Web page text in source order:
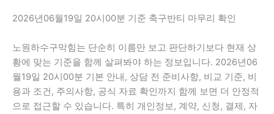
2026년06월19일 20시00분 기준 축구반티 마무리 확인
노원하수구막힘는 단순히 이름만 보고 판단하기보다 현재 상
황에 맞는 기준을 함께 살펴봐야 하는 정보입니다. 2026년06
월19일 20시00분 기본 안내, 상담 전 준비사항, 비교 기준, 비
용과 조건, 주의사항, 공식 자료 확인까지 함께 보면 더 안정적
으로 접근할 수 있습니다. 특히 개인정보, 계약, 신청, 결제, 자